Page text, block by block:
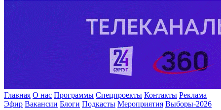
Главная О нас Программы Спецпроекты Контакты Реклама
Эфир Вакансии Блоги Подкасты Мероприятия Выборы-2026